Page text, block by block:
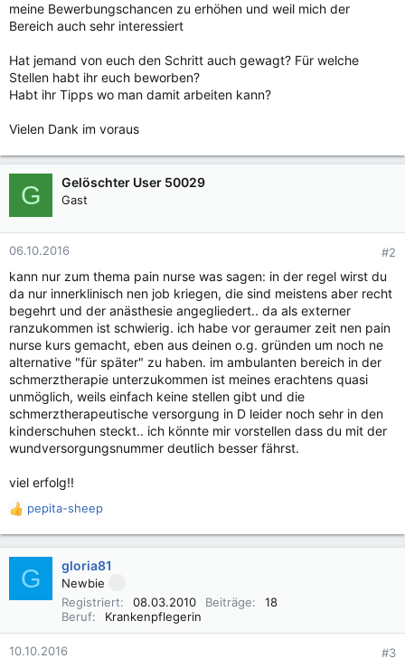
meine Bewerbungschancen zu erhöhen und weil mich der
Bereich auch sehr interessiert
Hat jemand von euch den Schritt auch gewagt? Für welche
Stellen habt ihr euch beworben?
Habt ihr Tipps wo man damit arbeiten kann?
Vielen Dank im voraus
G Gelöschter User 50029
Gast
06.10.2016 #2
kann nur zum thema pain nurse was sagen: in der regel wirst du
da nur innerklinisch nen job kriegen, die sind meistens aber recht
begehrt und der anästhesie angegliedert.. da als externer
ranzukommen ist schwierig. ich habe vor geraumer zeit nen pain
nurse kurs gemacht, eben aus deinen o.g. gründen um noch ne
alternative "für später" zu haben. im ambulanten bereich in der
schmerztherapie unterzukommen ist meines erachtens quasi
unmöglich, weils einfach keine stellen gibt und die
schmerztherapeutische versorgung in D leider noch sehr in den
kinderschuhen steckt.. ich könnte mir vorstellen dass du mit der
wundversorgungsnummer deutlich besser fährst.
viel erfolg!!
R
e
a
e
pepita-sheep
G gloria81
Newbie
Registriert
08.03.2010 Beiträge
18
Beruf
Krankenpflegerin
10.10.2016 #3